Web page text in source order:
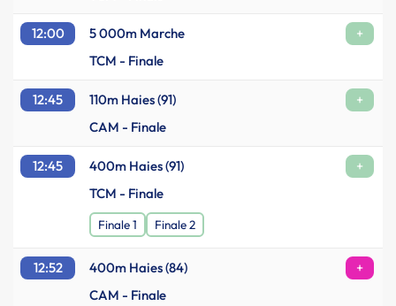
12:00 5 000m Marche
+
TCM - Finale
12:45 110m Haies (91)
+
CAM - Finale
12:45 400m Haies (91)
+
TCM - Finale
Finale 1 Finale 2
12:52 400m Haies (84)
+
CAM - Finale